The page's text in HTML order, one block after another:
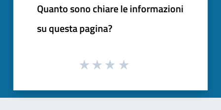
Quanto sono chiare le informazioni
su questa pagina?